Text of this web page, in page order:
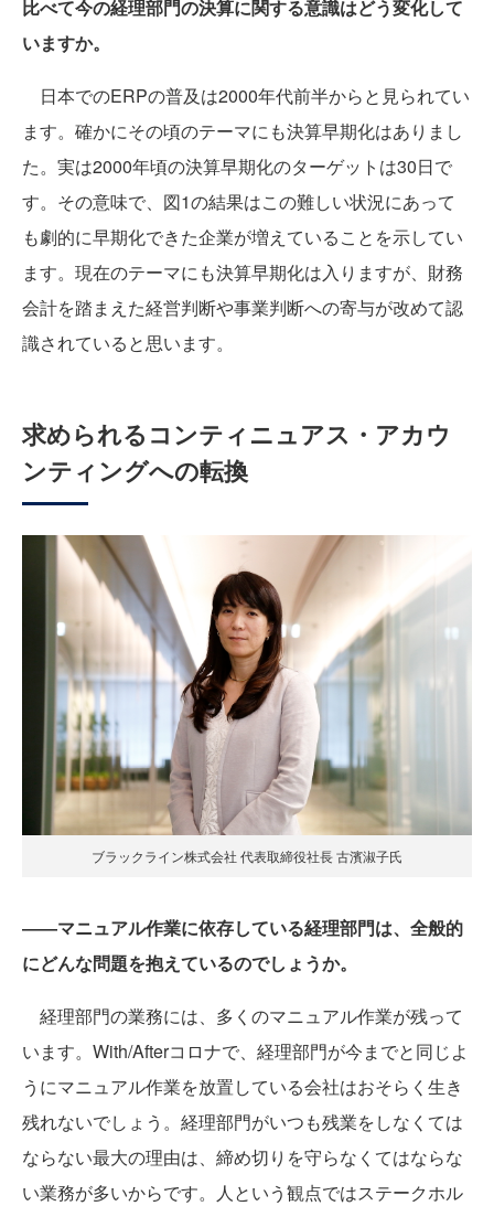
比べて今の経理部門の決算に関する意識はどう変化して
いますか。
日本でのERPの普及は2000年代前半からと見られてい
ます。確かにその頃のテーマにも決算早期化はありまし
た。実は2000年頃の決算早期化のターゲットは30日で
す。その意味で、図1の結果はこの難しい状況にあって
も劇的に早期化できた企業が増えていることを示してい
ます。現在のテーマにも決算早期化は入りますが、財務
会計を踏まえた経営判断や事業判断への寄与が改めて認
識されていると思います。
求められるコンティニュアス・アカウ
ンティングへの転換
ブラックライン株式会社 代表取締役社長 古濱淑子氏
――マニュアル作業に依存している経理部門は、全般的
にどんな問題を抱えているのでしょうか。
経理部門の業務には、多くのマニュアル作業が残って
います。With/Afterコロナで、経理部門が今までと同じよ
うにマニュアル作業を放置している会社はおそらく生き
残れないでしょう。経理部門がいつも残業をしなくては
ならない最大の理由は、締め切りを守らなくてはならな
い業務が多いからです。人という観点ではステークホル